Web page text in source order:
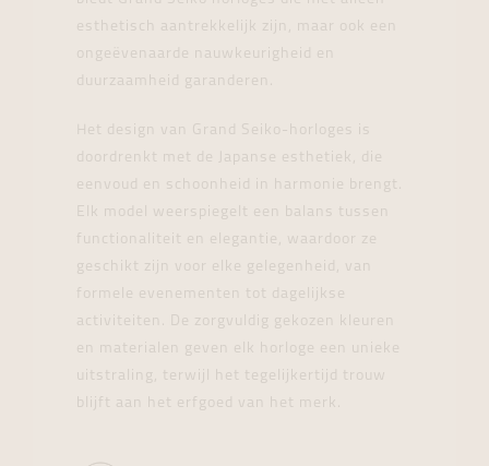
esthetisch aantrekkelijk zijn, maar ook een
ongeëvenaarde nauwkeurigheid en
duurzaamheid garanderen.
Het design van Grand Seiko-horloges is
doordrenkt met de Japanse esthetiek, die
eenvoud en schoonheid in harmonie brengt.
Elk model weerspiegelt een balans tussen
functionaliteit en elegantie, waardoor ze
geschikt zijn voor elke gelegenheid, van
formele evenementen tot dagelijkse
activiteiten. De zorgvuldig gekozen kleuren
en materialen geven elk horloge een unieke
uitstraling, terwijl het tegelijkertijd trouw
blijft aan het erfgoed van het merk.